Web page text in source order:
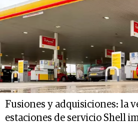
Fusiones y adquisiciones: la
estaciones de servicio Shell